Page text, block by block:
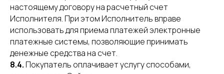
настоящему договору на расчетный счет
Исполнителя. При этом Исполнитель вправе
использовать для приема платежей электронные
платежные системы, позволяющие принимать
денежные средства на счет.
8.4. Покупатель оплачивает услугу способами,